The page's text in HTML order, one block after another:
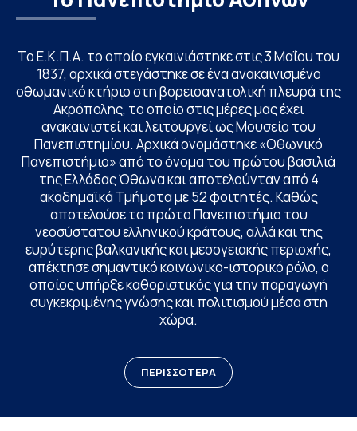
Το Ε.Κ.Π.Α. το οποίο εγκαινιάστηκε στις 3 Μαΐου του
1837, αρχικά στεγάστηκε σε ένα ανακαινισμένο
οθωμανικό κτήριο στη βορειοανατολική πλευρά της
Ακρόπολης, το οποίο στις μέρες μας έχει
ανακαινιστεί και λειτουργεί ως Μουσείο του
Πανεπιστημίου. Αρχικά ονομάστηκε «Οθωνικό
Πανεπιστήμιο» από το όνομα του πρώτου βασιλιά
της Ελλάδας Όθωνα και αποτελούνταν από 4
ακαδημαϊκά Τμήματα με 52 φοιτητές. Καθώς
αποτελούσε το πρώτο Πανεπιστήμιο του
νεοσύστατου ελληνικού κράτους, αλλά και της
ευρύτερης βαλκανικής και μεσογειακής περιοχής,
απέκτησε σημαντικό κοινωνικο-ιστορικό ρόλο, ο
οποίος υπήρξε καθοριστικός για την παραγωγή
συγκεκριμένης γνώσης και πολιτισμού μέσα στη
χώρα.
ΠΕΡΙΣΣΟΤΕΡΑ